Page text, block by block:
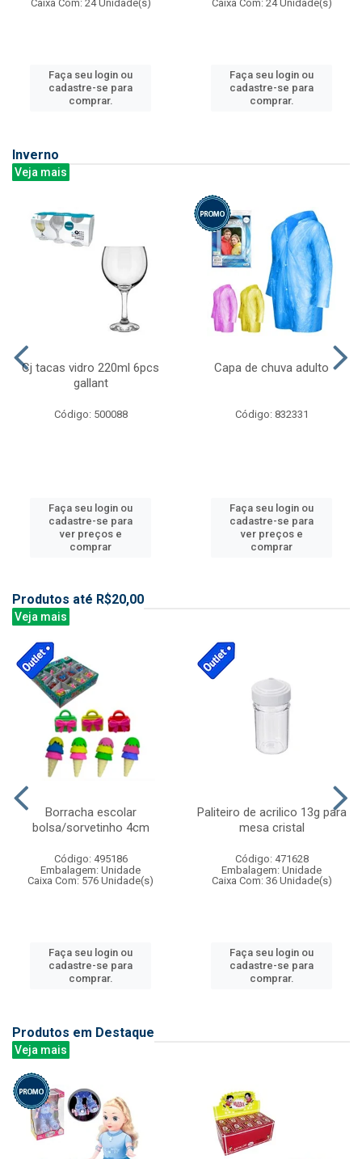
Caixa Com: 24 Unidade(s)
Faça seu login ou
cadastre-se para
comprar.
Caixa Com: 24 Unidade(s)
Faça seu login ou
cadastre-se para
comprar.
Inverno
Veja mais
Cj tacas vidro 220ml 6pcs
gallant
Código: 500088
Faça seu login ou
cadastre-se para
ver preços e
comprar
Capa de chuva adulto
Código: 832331
Faça seu login ou
cadastre-se para
ver preços e
comprar
Produtos até R$20,00
Veja mais
Borracha escolar
bolsa/sorvetinho 4cm
Código: 495186
Embalagem: Unidade
Caixa Com: 576 Unidade(s)
Faça seu login ou
cadastre-se para
comprar.
Paliteiro de acrilico 13g para
mesa cristal
Código: 471628
Embalagem: Unidade
Caixa Com: 36 Unidade(s)
Faça seu login ou
cadastre-se para
comprar.
Produtos em Destaque
Veja mais